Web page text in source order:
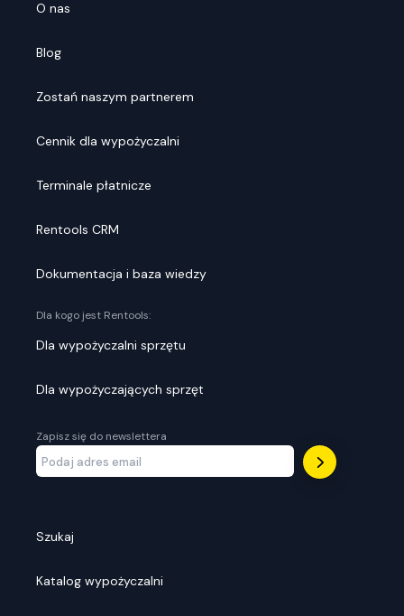
O nas
Blog
Zostań naszym partnerem
Cennik dla wypożyczalni
Terminale płatnicze
Rentools CRM
Dokumentacja i baza wiedzy
Dla kogo jest Rentools:
Dla wypożyczalni sprzętu
Dla wypożyczających sprzęt
Zapisz się do newslettera
Szukaj
Katalog wypożyczalni